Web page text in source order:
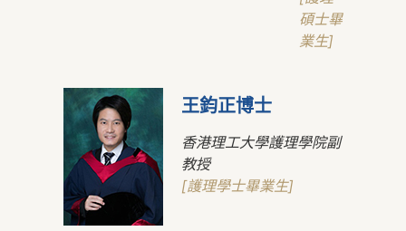
碩士畢
業生]
王鈞正博士
香港理工大學護理學院副
教授
[護理學士畢業生]